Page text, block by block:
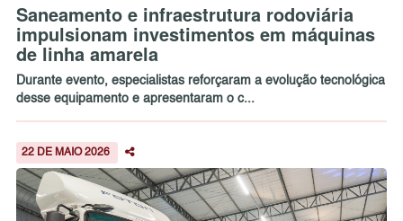
Saneamento e infraestrutura rodoviária
impulsionam investimentos em máquinas
de linha amarela
Durante evento, especialistas reforçaram a evolução tecnológica
desse equipamento e apresentaram o c...
22 DE MAIO 2026